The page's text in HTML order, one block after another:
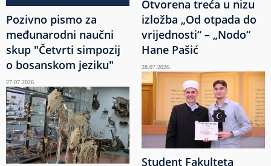
Pozivno pismo za
međunarodni naučni
skup "Četvrti simpozij
o bosanskom jeziku"
27.07.2026.
Otvorena treća u nizu
izložba „Od otpada do
vrijednosti“ – „Nodo“
Hane Pašić
28.07.2026.
Student Fakulteta